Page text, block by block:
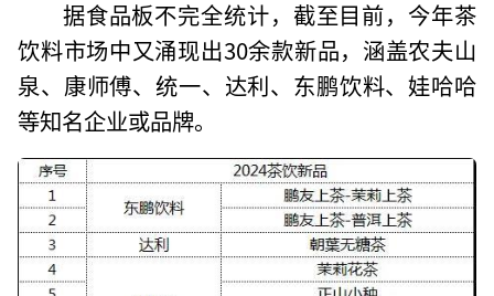
据食品板不完全统计，截至目前，今年茶
饮料市场中又涌现出30余款新品，涵盖农夫山
泉、康师傅、统一、达利、东鹏饮料、娃哈哈
等知名企业或品牌。